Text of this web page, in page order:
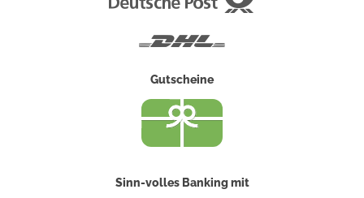
Gutscheine
Sinn-volles Banking mit